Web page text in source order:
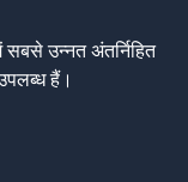
उन्नत अंतर्निहित
हैं।